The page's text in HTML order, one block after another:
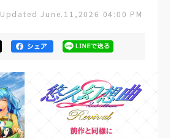
Updated June.11,2026 04:00 PM